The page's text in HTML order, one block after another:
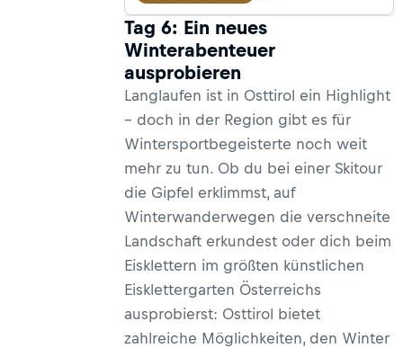
professionelle Begleitung bei
deinem Wintersportabenteuer
Tag 6: Ein neues
Winterabenteuer
ausprobieren
Langlaufen ist in Osttirol ein Highlight
– doch in der Region gibt es für
Wintersportbegeisterte noch weit
mehr zu tun. Ob du bei einer Skitour
die Gipfel erklimmst, auf
Winterwanderwegen die verschneite
Landschaft erkundest oder dich beim
Eisklettern im größten künstlichen
Eisklettergarten Österreichs
ausprobierst: Osttirol bietet
zahlreiche Möglichkeiten, den Winter